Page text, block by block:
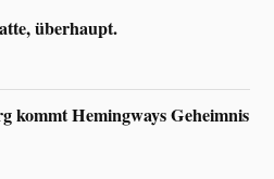
überhaupt.
kommt Hemingways Geheimnis